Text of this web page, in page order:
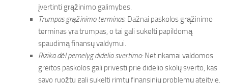
įvertinti grąžinimo galimybes.
Trumpas grąžinimo terminas: Dažnai paskolos grąžinimo
terminas yra trumpas, o tai gali sukelti papildomą
spaudimą finansų valdymui.
Rizika dėl pernelyg didelio svertimo: Netinkamai valdomos
greitos paskolos gali privesti prie didelio skolų sverto, kas
savo ruožtu gali sukelti rimtų finansinių problemų ateityje.